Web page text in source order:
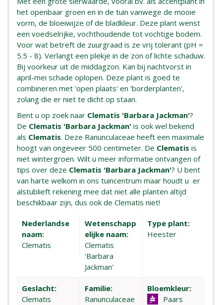
het openbaar groen en in de tuin vanwege de mooie
vorm, de bloeiwijze of de bladkleur. Deze plant wenst
een voedselrijke, vochthoudende tot vochtige bodem.
Voor wat betreft de zuurgraad is ze vrij tolerant (pH =
5.5 - 8). Verlangt een plekje in de zon of lichte schaduw.
Bij voorkeur uit de middagzon. Kan bij nachtvorst in
april-mei schade oplopen. Deze plant is goed te
combineren met 'open plaats' en 'borderplanten',
zolang die er niet te dicht op staan.
Bent u op zoek naar Clematis 'Barbara Jackman'?
De Clematis 'Barbara Jackman' is ook wel bekend
als Clematis. Deze Ranunculaceae heeft een maximale
hoogt van ongeveer 500 centimeter. De Clematis is
niet wintergroen. Wilt u meer informatie ontvangen of
tips over deze Clematis 'Barbara Jackman'? U bent
van harte welkom in ons tuincentrum maar houdt u er
alstublieft rekening mee dat niet alle planten altijd
beschikbaar zijn, dus ook de Clematis niet!
Nederlandse
naam:
Clematis
Wetenschapp
elijke naam:
Clematis
'Barbara
Jackman'
Type plant:
Heester
Geslacht:
Clematis
Familie:
Ranunculaceae
Bloemkleur:
Paars